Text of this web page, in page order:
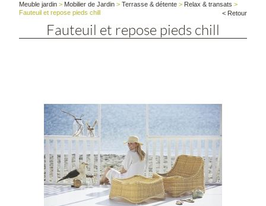
Meuble jardin > Mobilier de Jardin >Terrasse & détente > Relax & transats >
Fauteuil et repose pieds chill
< Retour
Fauteuil et repose pieds chill